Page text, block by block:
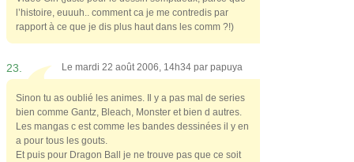
l’histoire, euuuh.. comment ca je me contredis par
rapport à ce que je dis plus haut dans les comm ?!)
23. Le mardi 22 août 2006, 14h34 par papuya
Sinon tu as oublié les animes. Il y a pas mal de series
bien comme Gantz, Bleach, Monster et bien d autres.
Les mangas c est comme les bandes dessinées il y en
a pour tous les gouts.
Et puis pour Dragon Ball je ne trouve pas que ce soit